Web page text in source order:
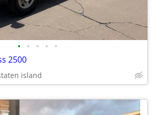
• • • • •
2500
island